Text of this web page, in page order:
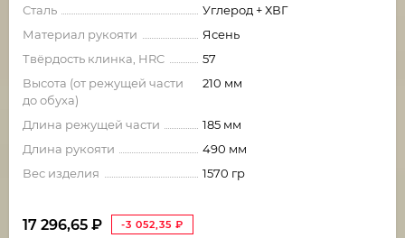
Сталь
Углерод + ХВГ
Материал рукояти
Ясень
Твёрдость клинка, HRC
57
Высота (от режущей части
до обуха)
210 мм
Длина режущей части
185 мм
Длина рукояти
490 мм
Вес изделия
1570 гр
17 296,65 ₽ -3 052,35 ₽